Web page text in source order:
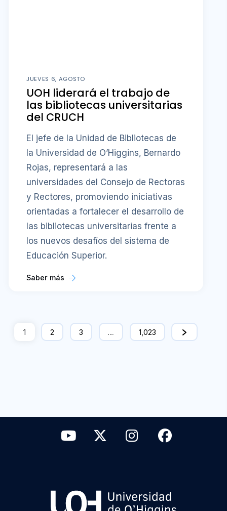
JUEVES 6, AGOSTO
UOH liderará el trabajo de
las bibliotecas universitarias
del CRUCH
El jefe de la Unidad de Bibliotecas de
la Universidad de O’Higgins, Bernardo
Rojas, representará a las
universidades del Consejo de Rectoras
y Rectores, promoviendo iniciativas
orientadas a fortalecer el desarrollo de
las bibliotecas universitarias frente a
los nuevos desafíos del sistema de
Educación Superior.
Saber más
1 2 3 … 1,023